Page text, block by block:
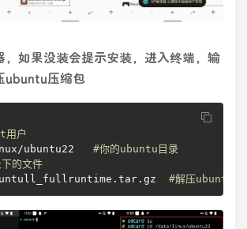
，如果没装会提示安装，进入终端，输
ubuntu压缩包
用户
ubuntu22 #你的ubuntu目录
的文件
#解压ubuntu压